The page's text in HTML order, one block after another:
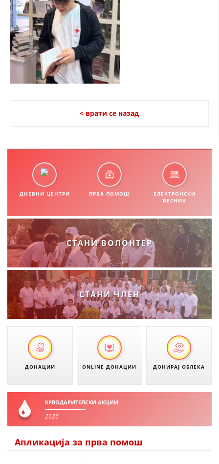
СТРУКТУРА НА ОРГАНИЗАЦИЈАТА
КОНТАКТ ИНФОРМАЦИИ
ЧЛЕНСТВО ВО ПРОФЕСИОНАЛНИ ТЕЛА
ЗАКОН ЗА ЦКРМ
ОРГАНИЗАЦИЈА И РАЗВОЈ
РАКОВОДЕН ОДБОР
СОБРАНИЕ
ДИСЕМИНАЦИЈА
MЕЃУНАРОДНО ХУМАНИТАРНО ПРАВО
ПРОМОЦИЈА НА ХУМАНИ ВРЕДНОСТИ
УПОТРЕБА И ЗАШТИТА НА АМБЛЕМОТ
СОЦИЈАЛНО ХУМАНИТАРНА ДЕЈНОСТ
ПОДГОТВЕНОСТ И ДЕЈСТВО ПРИ КАТАСТРОФИ
< врати се назад
ДНЕВНИ ЦЕНТРИ ПРВА ПОМОШ
ЕЛЕКТРОНСКИ
ВЕСНИК
СТАНИ ВОЛОНТЕР
СТАНИ ЧЛЕН
ДОНАЦИИ ONLINE ДОНАЦИИ ДОНИРАЈ ОБЛЕКА
КРВОДАРИТЕЛСКИ АКЦИИ
2026
Апликација за прва помош